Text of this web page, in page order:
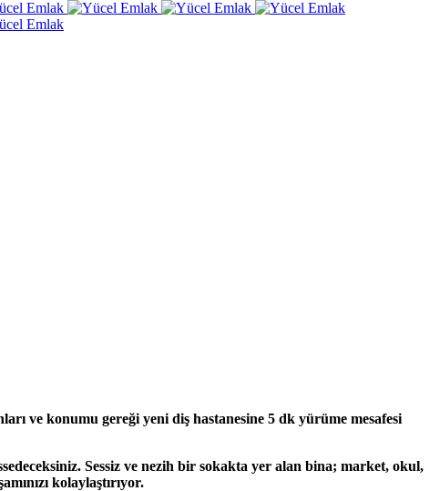
ve konumu gereği yeni diş hastanesine 5 dk yürüme mesafesi
Sessiz ve nezih bir sokakta yer alan bina; market, okul,
kolaylaştırıyor.